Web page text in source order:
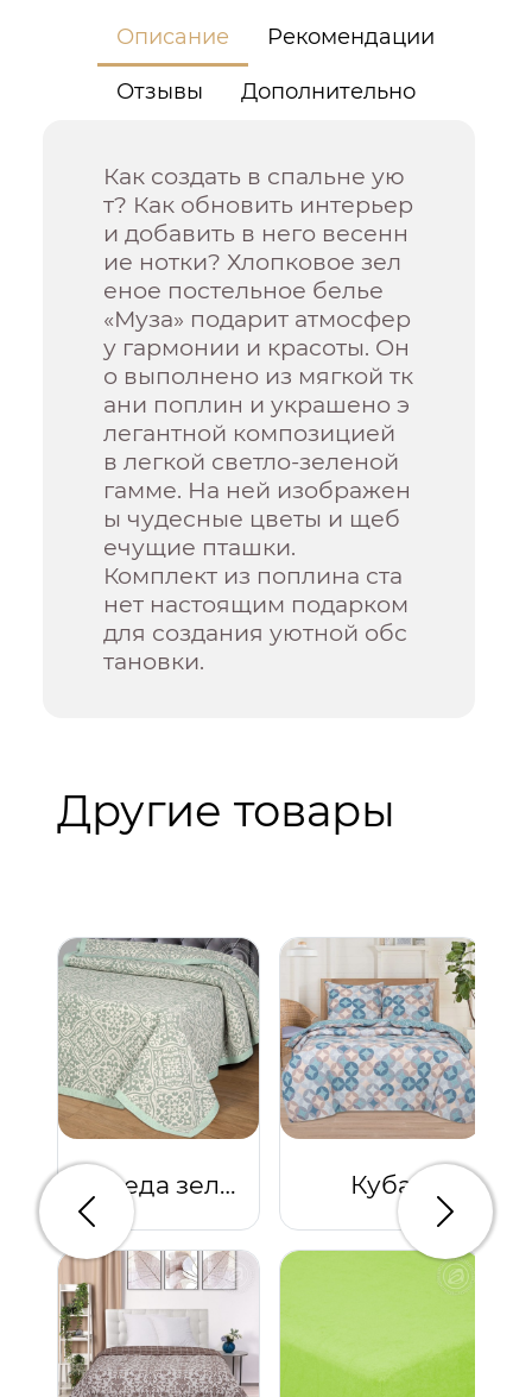
Описание Рекомендации
Отзывы Дополнительно
Как создать в спальне ую
т? Как обновить интерьер
и добавить в него весенн
ие нотки? Хлопковое зел
еное постельное белье
«Муза» подарит атмосфер
у гармонии и красоты. Он
о выполнено из мягкой тк
ани поплин и украшено э
легантной композицией
в легкой светло-зеленой
гамме. На ней изображен
ы чудесные цветы и щеб
ечущие пташки.
Комплект из поплина ста
нет настоящим подарком
для создания уютной обс
тановки.
Другие товары
Резеда зеленая Куба
Предыдущий